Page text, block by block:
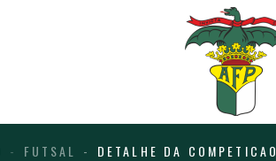
FUTSAL DETALHE DA COMPETICAO